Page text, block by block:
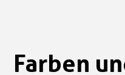
Farben